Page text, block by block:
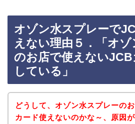
オゾン水スプレーで
えない理由５．「オ
のお店で使えないJCB
している」
どうして、オゾン水スプレーの
カード使えないのかな～、原因